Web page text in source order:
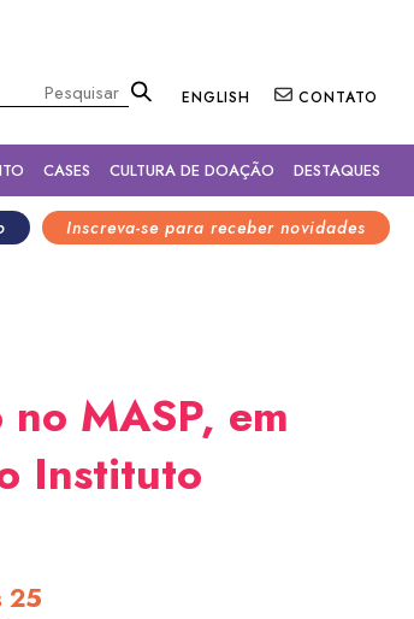
ENGLISH CONTATO
CASES CULTURA DE DOAÇÃO DESTAQUES
Inscreva-se para receber novidades
MASP, em
Instituto
25